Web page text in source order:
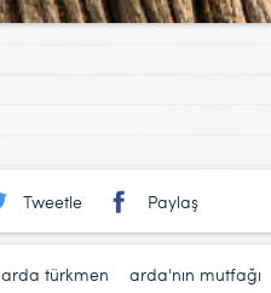
Tweetle Paylaş
arda türkmen arda'nın mutfağı